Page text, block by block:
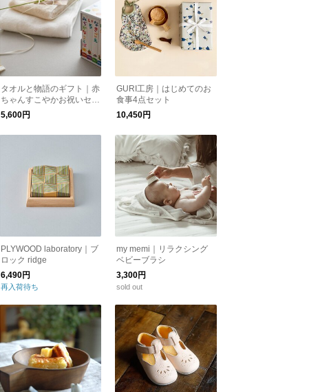
タオルと物語のギフト｜赤
ちゃんすこやかお祝いセッ
ト（ラッピング・ポストカ
ード付）【送料無料】
5,600円
GURI工房｜はじめてのお
食事4点セット
10,450円
PLYWOOD laboratory｜ブ
ロック ridge
6,490円
再入荷待ち
my memi｜リラクシング
ベビーブラシ
3,300円
sold out